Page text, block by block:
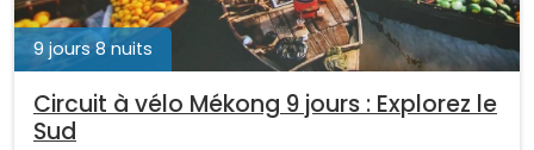
9 jours 8 nuits
Circuit à vélo Mékong 9 jours : Explorez le
Sud